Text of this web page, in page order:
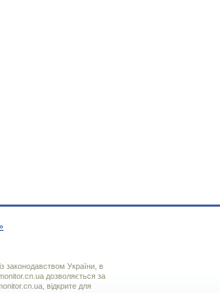
законодавством України, в
дозволяється за
відкрите для